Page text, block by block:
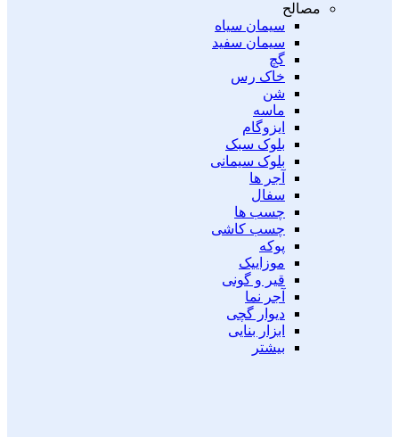
مصالح
سیمان سیاه
سیمان سفید
گچ
خاک رس
شن
ماسه
ایزوگام
بلوک سبک
بلوک سیمانی
آجر ها
سفال
چسب ها
چسب کاشی
پوکه
موزاییک
قیر و گونی
آجر نما
دیوار گچی
ابزار بنایی
بیشتر